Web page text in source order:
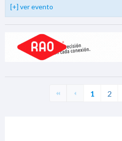
[+] ver evento
1 2